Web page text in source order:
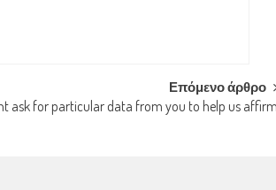
Επόμενο άρθρο
ask for particular data from you to help us